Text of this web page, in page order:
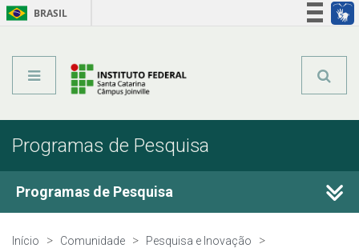
BRASIL
Programas de Pesquisa
Programas de Pesquisa
Projetos de Pesquisa
Início Comunidade
Pesquisa e Inovação